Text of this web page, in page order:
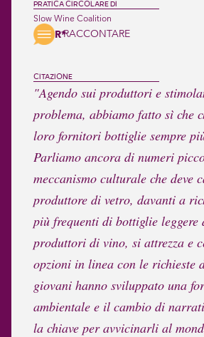
PRATICA CIRCOLARE DI
Slow Wine Coalition
R*RACCONTARE
CITAZIONE
"Agendo sui produttori e
problema, abbiamo fatto sì che
loro fornitori bottiglie sempre
Parliamo ancora di numeri
meccanismo culturale che deve
produttore di vetro, davanti a
più frequenti di bottiglie leggere
produttori di vino, si attrezza e
opzioni in linea con le richieste
giovani hanno sviluppato una
ambientale e il cambio di
la chiave per avvicinarli al